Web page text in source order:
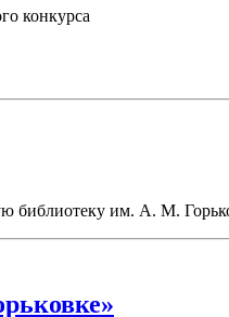
конкурса
библиотеку им. А. М.